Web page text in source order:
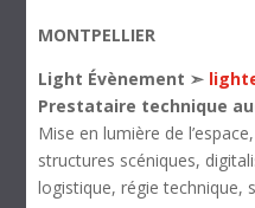
MONTPELLIER
Light Évènement ➣
Prestataire technique
Mise en lumière de
structures scéniques,
logistique, régie technique,